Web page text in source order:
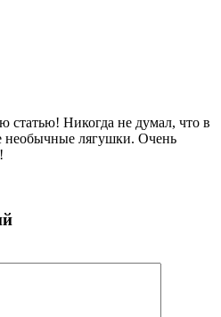
статью! Никогда не думал, что в
необычные лягушки. Очень